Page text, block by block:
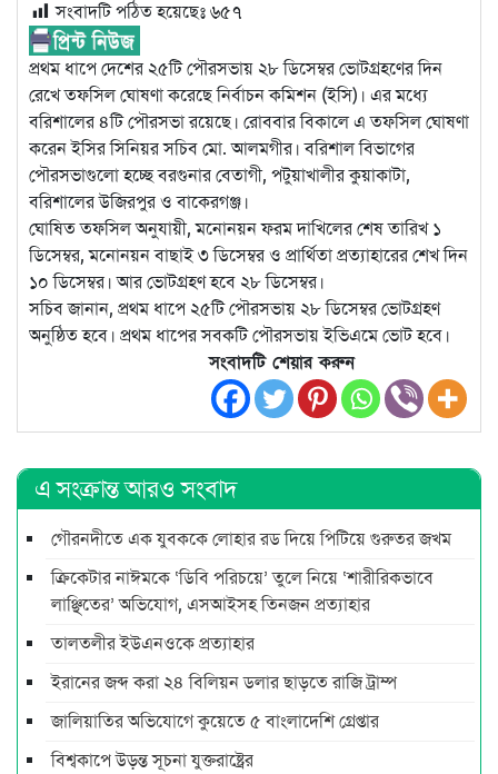
সংবাদটি পঠিত হয়েছেঃ ৬৫৭
প্রথম ধাপে দেশের ২৫টি পৌরসভায় ২৮ ডিসেম্বর ভোটগ্রহণের দিন
রেখে তফসিল ঘোষণা করেছে নির্বাচন কমিশন (ইসি)। এর মধ্যে
বরিশালের ৪টি পৌরসভা রয়েছে। রোববার বিকালে এ তফসিল ঘোষণা
করেন ইসির সিনিয়র সচিব মো. আলমগীর। বরিশাল বিভাগের
পৌরসভাগুলো হচ্ছে বরগুনার বেতাগী, পটুয়াখালীর কুয়াকাটা,
বরিশালের উজিরপুর ও বাকেরগঞ্জ।
ঘোষিত তফসিল অনুযায়ী, মনোনয়ন ফরম দাখিলের শেষ তারিখ ১
ডিসেম্বর, মনোনয়ন বাছাই ৩ ডিসেম্বর ও প্রার্থিতা প্রত্যাহারের শেখ দিন
১০ ডিসেম্বর। আর ভোটগ্রহণ হবে ২৮ ডিসেম্বর।
সচিব জানান, প্রথম ধাপে ২৫টি পৌরসভায় ২৮ ডিসেম্বর ভোটগ্রহণ
অনুষ্ঠিত হবে। প্রথম ধাপের সবকটি পৌরসভায় ইভিএমে ভোট হবে।
সংবাদটি শেয়ার করুন
এ সংক্রান্ত আরও সংবাদ
গৌরনদীতে এক যুবককে লোহার রড দিয়ে পিটিয়ে গুরুতর জখম
ক্রিকেটার নাঈমকে ‘ডিবি পরিচয়ে’ তুলে নিয়ে ‘শারীরিকভাবে
লাঞ্ছিতের’ অভিযোগ, এসআইসহ তিনজন প্রত্যাহার
তালতলীর ইউএনওকে প্রত্যাহার
ইরানের জব্দ করা ২৪ বিলিয়ন ডলার ছাড়তে রাজি ট্রাম্প
জালিয়াতির অভিযোগে কুয়েতে ৫ বাংলাদেশি গ্রেপ্তার
বিশ্বকাপে উড়ন্ত সূচনা যুক্তরাষ্ট্রের